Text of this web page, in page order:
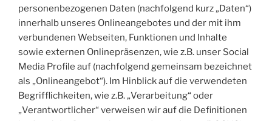
personenbezogenen Daten (nachfolgend kurz „Daten“)
innerhalb unseres Onlineangebotes und der mit ihm
verbundenen Webseiten, Funktionen und Inhalte
sowie externen Onlinepräsenzen, wie z.B. unser Social
Media Profile auf (nachfolgend gemeinsam bezeichnet
als „Onlineangebot“). Im Hinblick auf die verwendeten
Begrifflichkeiten, wie z.B. „Verarbeitung“ oder
„Verantwortlicher“ verweisen wir auf die Definitionen